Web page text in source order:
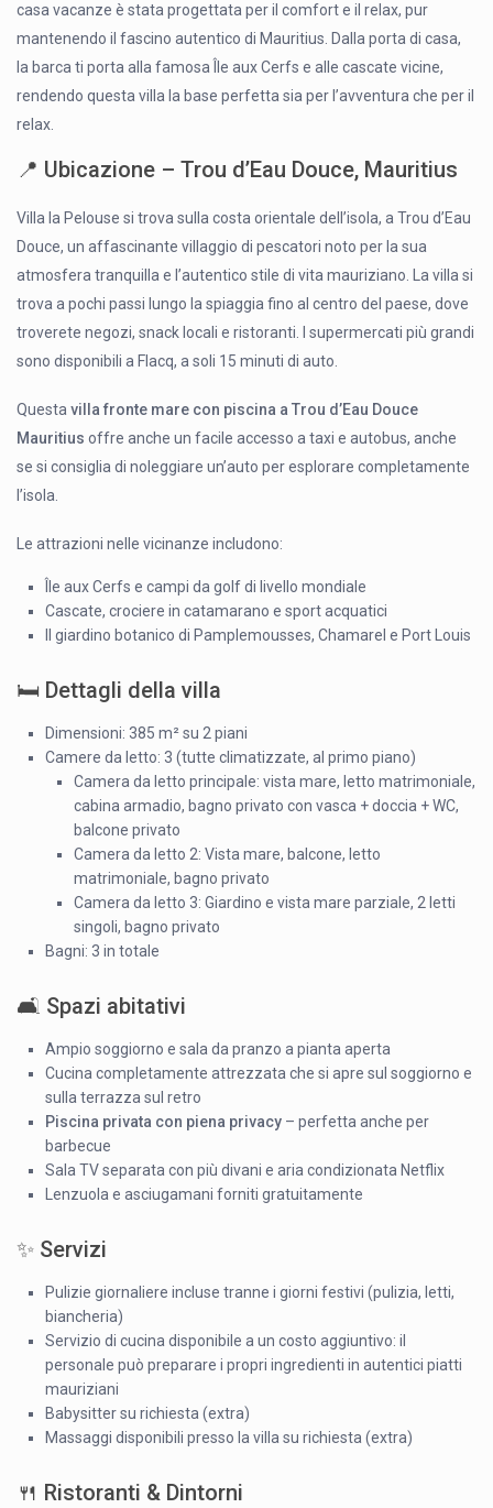
casa vacanze è stata progettata per il comfort e il relax, pur
mantenendo il fascino autentico di Mauritius. Dalla porta di casa,
la barca ti porta alla famosa Île aux Cerfs e alle cascate vicine,
rendendo questa villa la base perfetta sia per l’avventura che per il
relax.
📍 Ubicazione – Trou d’Eau Douce, Mauritius
Villa la Pelouse si trova sulla costa orientale dell’isola, a Trou d’Eau
Douce, un affascinante villaggio di pescatori noto per la sua
atmosfera tranquilla e l’autentico stile di vita mauriziano. La villa si
trova a pochi passi lungo la spiaggia fino al centro del paese, dove
troverete negozi, snack locali e ristoranti. I supermercati più grandi
sono disponibili a Flacq, a soli 15 minuti di auto.
Questavilla fronte mare con piscina a Trou d’Eau Douce
Mauritius offre anche un facile accesso a taxi e autobus, anche
se si consiglia di noleggiare un’auto per esplorare completamente
l’isola.
Le attrazioni nelle vicinanze includono:
Île aux Cerfs e campi da golf di livello mondiale
Cascate, crociere in catamarano e sport acquatici
Il giardino botanico di Pamplemousses, Chamarel e Port Louis
🛏 Dettagli della villa
Dimensioni: 385 m² su 2 piani
Camere da letto: 3 (tutte climatizzate, al primo piano)
Camera da letto principale: vista mare, letto matrimoniale,
cabina armadio, bagno privato con vasca + doccia + WC,
balcone privato
Camera da letto 2: Vista mare, balcone, letto
matrimoniale, bagno privato
Camera da letto 3: Giardino e vista mare parziale, 2 letti
singoli, bagno privato
Bagni: 3 in totale
🛋 Spazi abitativi
Ampio soggiorno e sala da pranzo a pianta aperta
Cucina completamente attrezzata che si apre sul soggiorno e
sulla terrazza sul retro
Piscina privata con piena privacy – perfetta anche per
barbecue
Sala TV separata con più divani e aria condizionata Netflix
Lenzuola e asciugamani forniti gratuitamente
✨ Servizi
Pulizie giornaliere incluse tranne i giorni festivi (pulizia, letti,
biancheria)
Servizio di cucina disponibile a un costo aggiuntivo: il
personale può preparare i propri ingredienti in autentici piatti
mauriziani
Babysitter su richiesta (extra)
Massaggi disponibili presso la villa su richiesta (extra)
🍴 Ristoranti & Dintorni